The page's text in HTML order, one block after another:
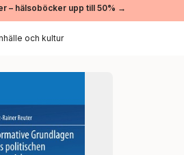
– hälsoböcker upp till 50% →
och kultur